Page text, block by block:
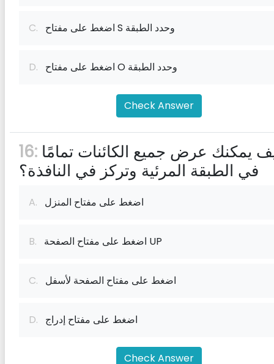
C. اضغط على مفتاح S وحدد الطبقة
D. اضغط على مفتاح O وحدد الطبقة
Check Answer
16:
في الطبقة المرئية وتركز في النافذة؟
A. اضغط على مفتاح المنزل
B. اضغط على مفتاح الصفحة UP
C. اضغط على مفتاح الصفحة لأسفل
D. اضغط على مفتاح إدراج
Check Answer